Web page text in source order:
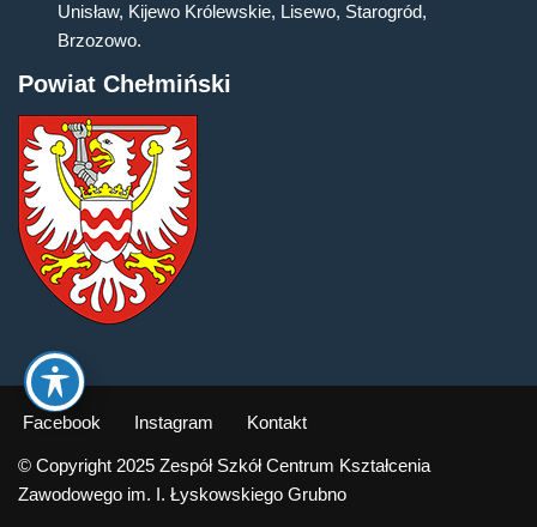
Unisław, Kijewo Królewskie, Lisewo, Starogród,
Brzozowo.
Powiat Chełmiński
Facebook Instagram Kontakt
© Copyright 2025 Zespół Szkół Centrum Kształcenia
Zawodowego im. I. Łyskowskiego Grubno